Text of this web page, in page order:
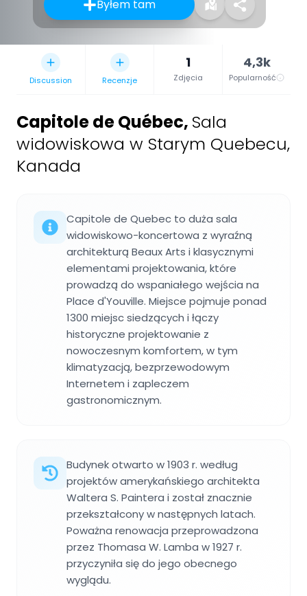
Byłem tam
Discussion Recenzje
1
Zdjęcia
4,3k
Popularność
Capitole de Québec, Sala
widowiskowa w Starym Quebecu,
Kanada
Capitole de Quebec to duża sala
widowiskowo-koncertowa z wyraźną
architekturą Beaux Arts i klasycznymi
elementami projektowania, które
prowadzą do wspaniałego wejścia na
Place d'Youville. Miejsce pojmuje ponad
1300 miejsc siedzących i łączy
historyczne projektowanie z
nowoczesnym komfortem, w tym
klimatyzacją, bezprzewodowym
Internetem i zapleczem
gastronomicznym.
Budynek otwarto w 1903 r. według
projektów amerykańskiego architekta
Waltera S. Paintera i został znacznie
przekształcony w następnych latach.
Poważna renowacja przeprowadzona
przez Thomasa W. Lamba w 1927 r.
przyczyniła się do jego obecnego
wyglądu.